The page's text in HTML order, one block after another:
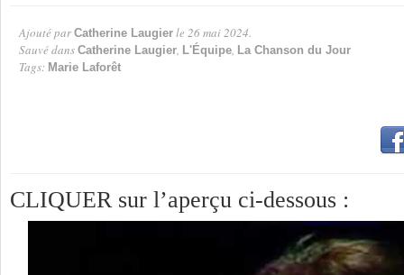
Ajouté par Catherine Laugier le 26 mai 2024.
Sauvé dans Catherine Laugier, L'Équipe, La Chanson du Jour
Tags: Marie Laforêt
CLIQUER sur l’aperçu ci-dessous :